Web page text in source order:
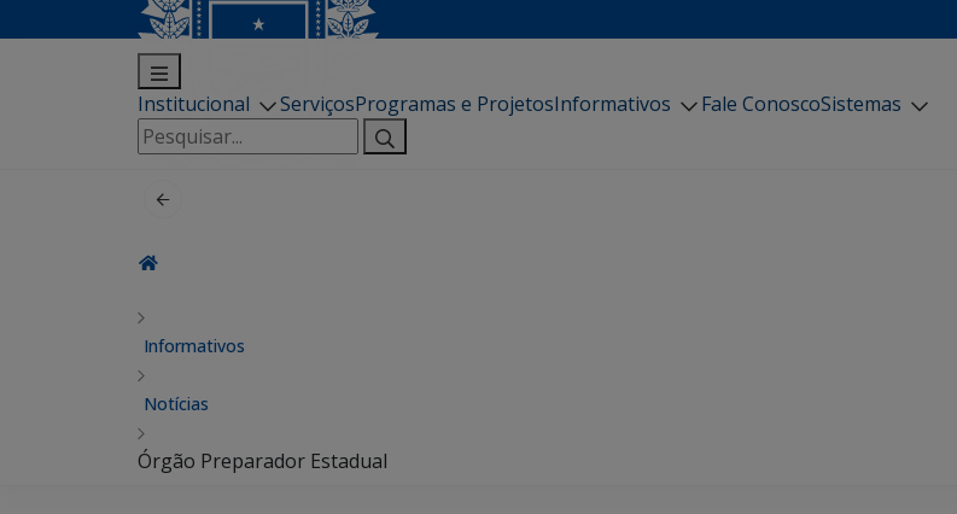
Institucional ServiçosProgramas e ProjetosInformativos Fale ConoscoSistemas
Pesquisar
por:
Informativos
Notícias
Órgão Preparador Estadual